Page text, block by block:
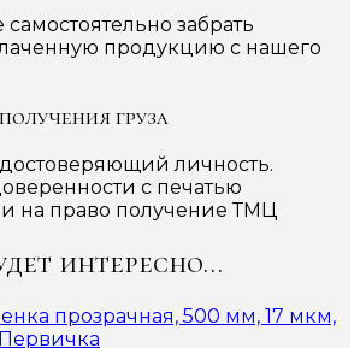
забрать
продукцию с нашего
груза
личность.
с печатью
на право получение ТМЦ
интересно…